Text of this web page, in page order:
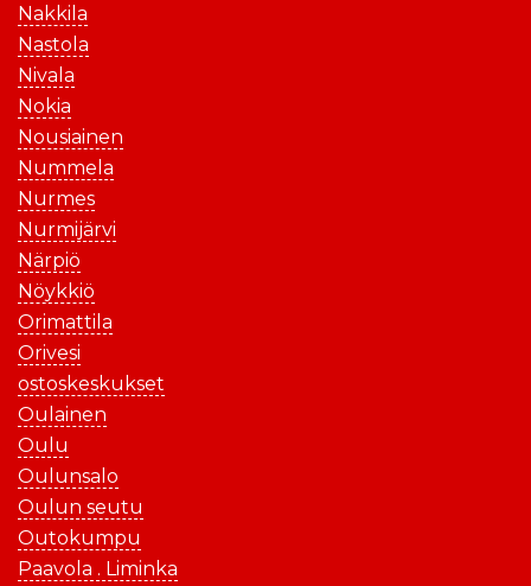
Nakkila
Nastola
Nivala
Nokia
Nousiainen
Nummela
Nurmes
Nurmijärvi
Närpiö
Nöykkiö
Orimattila
Orivesi
ostoskeskukset
Oulainen
Oulu
Oulunsalo
Oulun seutu
Outokumpu
Paavola . Liminka